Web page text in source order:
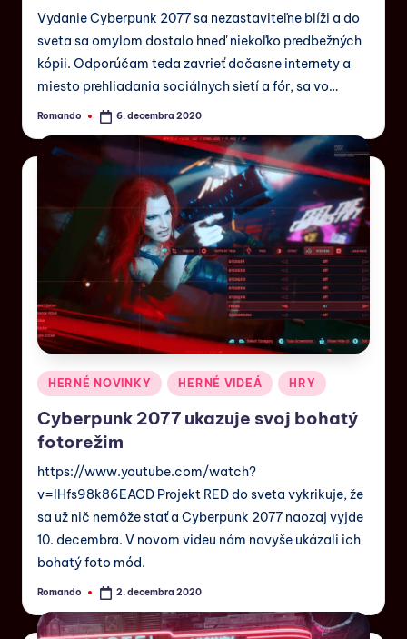
Vydanie Cyberpunk 2077 sa nezastaviteľne blíži a do
sveta sa omylom dostalo hneď niekoľko predbežných
kópii. Odporúčam teda zavrieť dočasne internety a
miesto prehliadania sociálnych sietí a fór, sa vo…
Romando 6. decembra 2020
HERNÉ NOVINKY HERNÉ VIDEÁ HRY
Cyberpunk 2077 ukazuje svoj bohatý
fotorežim
https://www.youtube.com/watch?
v=IHfs98k86EACD Projekt RED do sveta vykrikuje, že
sa už nič nemôže stať a Cyberpunk 2077 naozaj vyjde
10. decembra. V novom videu nám navyše ukázali ich
bohatý foto mód.
Romando 2. decembra 2020